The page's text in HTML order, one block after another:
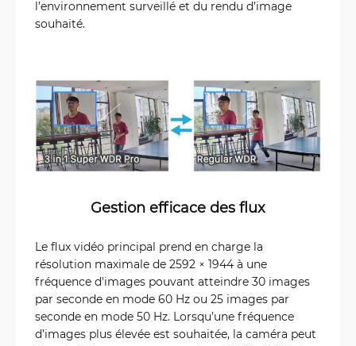
l’environnement surveillé et du rendu d’image
souhaité.
Gestion efficace des flux
Le flux vidéo principal prend en charge la
résolution maximale de 2592 × 1944 à une
fréquence d'images pouvant atteindre 30 images
par seconde en mode 60 Hz ou 25 images par
seconde en mode 50 Hz. Lorsqu’une fréquence
d’images plus élevée est souhaitée, la caméra peut